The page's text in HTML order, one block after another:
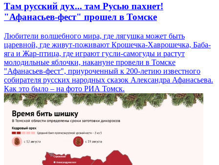
Там русский дух... там Русью пахнет!
"Афанасьев-фест" прошел в Томске
Любители волшебного мира, где лягушка может быть
царевной, где живут-поживают Крошечка-Хаврошечка, Баба-
яга и Жар-птица, где играют гусли-самогуды и растут
молодильные яблочки, накануне провели в Томске
"Афанасьев-фест", приуроченный к 200-летию известного
собирателя русских народных сказок Александра Афанасьева.
Как это было – на фото РИА Томск.